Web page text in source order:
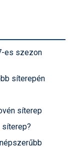
es szezon
síterepén
síterep